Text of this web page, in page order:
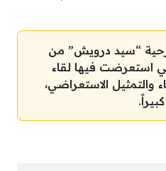
“سيد درويش” من
استعرضت فيها لقاء
والتمثيل الاستعراضي،